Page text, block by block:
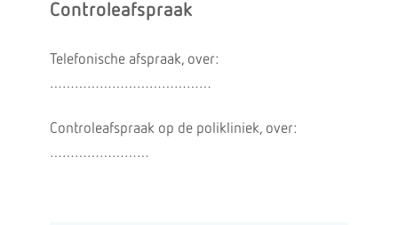
Controleafspraak
Telefonische afspraak, over:
…………………………………
Controleafspraak op de polikliniek, over:
……………………